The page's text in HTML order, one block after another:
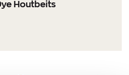
Houtbeits